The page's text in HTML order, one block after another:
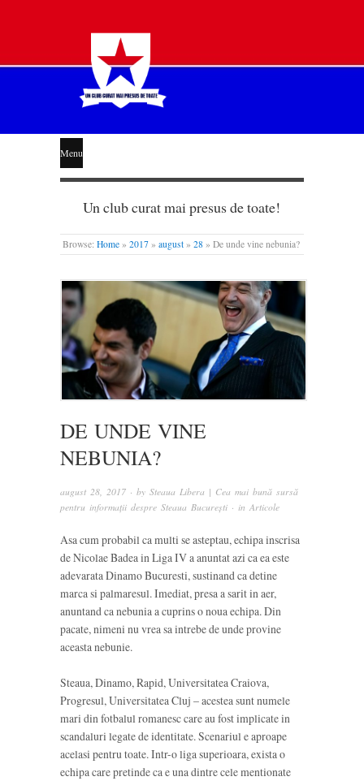
STEAUA
LIBERĂ
Menu
Un club curat mai presus de toate!
Browse: Home » 2017 » august » 28 » De unde vine nebunia?
DE UNDE VINE
NEBUNIA?
august 28, 2017 · by Steaua Libera | Cea mai bună sursă
pentru informații despre Steaua București · in Articole
Asa cum probabil ca multi se asteptau, echipa inscrisa
de Nicolae Badea in Liga IV a anuntat azi ca ea este
adevarata Dinamo Bucuresti, sustinand ca detine
marca si palmaresul. Imediat, presa a sarit in aer,
anuntand ca nebunia a cuprins o noua echipa. Din
pacate, nimeni nu vrea sa intrebe de unde provine
aceasta nebunie.
Steaua, Dinamo, Rapid, Universitatea Craiova,
Progresul, Universitatea Cluj – acestea sunt numele
mari din fotbalul romanesc care au fost implicate in
scandaluri legate de identitate. Scenariul e aproape
acelasi pentru toate. Intr-o liga superioara, exista o
echipa care pretinde ca e una dintre cele mentionate